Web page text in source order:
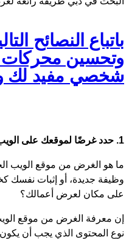
باتباع النصائح
وتحسين محركات
شخصي مفيد لك
1. حدد غرضًا لموقعك على الويب:
ما هو الغرض من موقع الويب
وظيفة جديدة، أو إثبات نفسك
على مكان لعرض أعمالك؟
إن معرفة الغرض من موقع
نوع المحتوى الذي يجب أن